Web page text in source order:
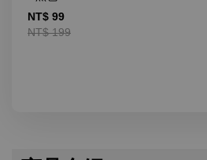
NT$ 99
NT$ 199